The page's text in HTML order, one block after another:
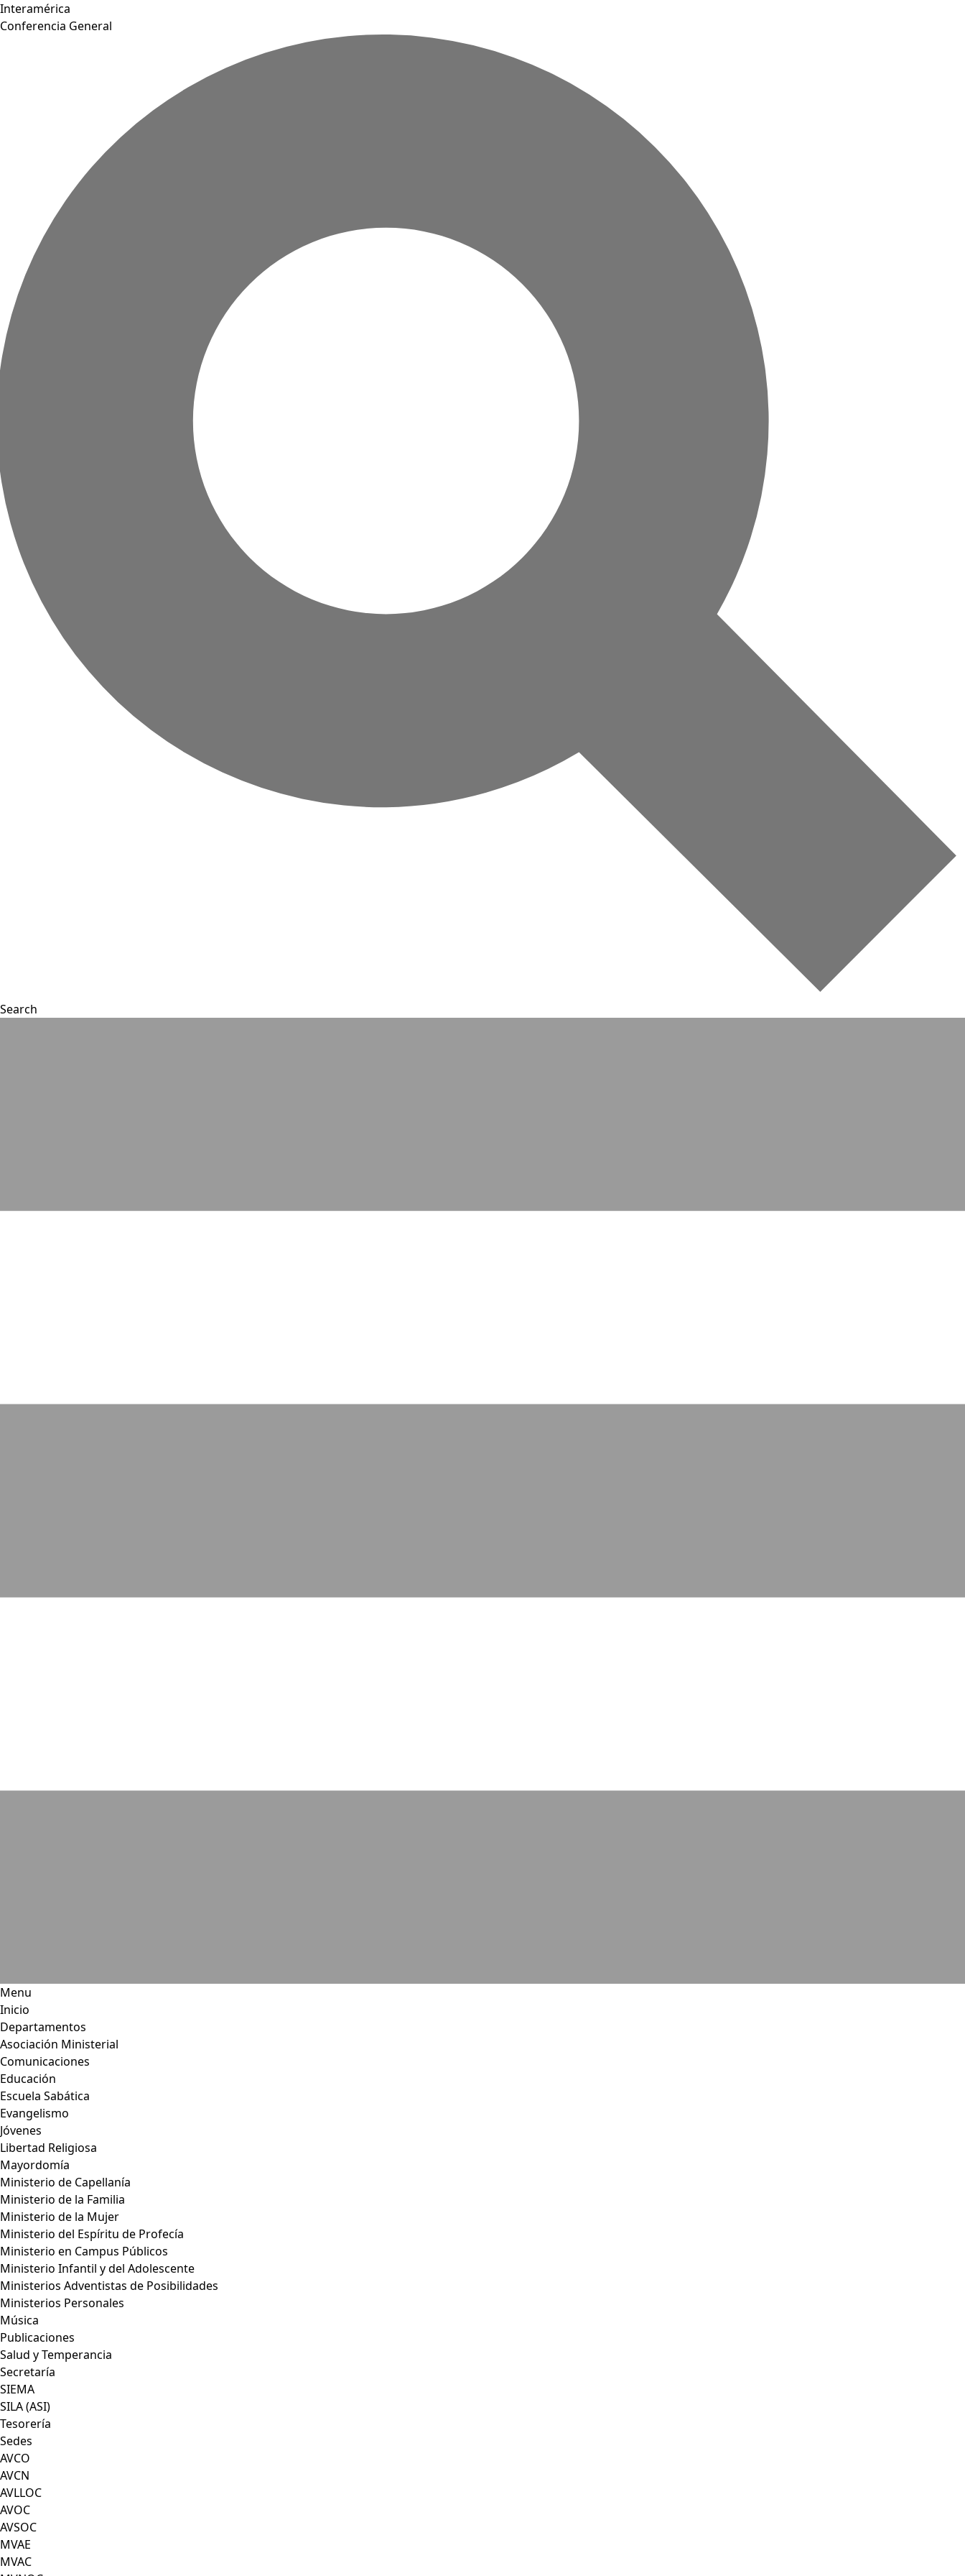
Interamérica
Conferencia General
Search
Menu
Inicio
Departamentos
Asociación Ministerial
Comunicaciones
Educación
Escuela Sabática
Evangelismo
Jóvenes
Libertad Religiosa
Mayordomía
Ministerio de Capellanía
Ministerio de la Familia
Ministerio de la Mujer
Ministerio del Espíritu de Profecía
Ministerio en Campus Públicos
Ministerio Infantil y del Adolescente
Ministerios Adventistas de Posibilidades
Ministerios Personales
Música
Publicaciones
Salud y Temperancia
Secretaría
SIEMA
SILA (ASI)
Tesorería
Sedes
AVCO
AVCN
AVLLOC
AVOC
AVSOC
MVAE
MVAC